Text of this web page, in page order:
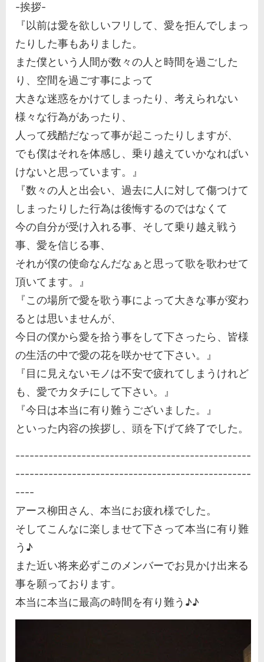
-挨拶-
『以前は愛を欲しいフリして、愛を拒んでしまっ
たりした事もありました。
また僕という人間が数々の人と時間を過ごした
り、空間を過ごす事によって
大きな迷惑をかけてしまったり、考えられない
様々な行為があったり、
人って残酷だなって事が起こったりしますが、
でも僕はそれを体感し、乗り越えていかなればい
けないと思っています。』
『数々の人と出会い、過去に人に対して傷つけて
しまったりした行為は後悔するのではなくて
今の自分が受け入れる事、そして乗り越え戦う
事、愛を信じる事、
それが僕の使命なんだなぁと思って歌を歌わせて
頂いてます。』
『この場所で愛を歌う事によって大きな事が変わ
るとは思いませんが、
今日の僕から愛を拾う事をして下さったら、皆様
の生活の中で愛の花を咲かせて下さい。』
『目に見えないモノは不安で疲れてしまうけれど
も、愛でカタチにして下さい。』
『今日は本当に有り難うございました。』
といった内容の挨拶し、頭を下げて終了でした。
--------------------------------------------------
--------------------------------------------------
----
アース柳田さん、本当にお疲れ様でした。
そしてこんなに楽しませて下さって本当に有り難
う♪
また近い将来必ずこのメンバーでお見かけ出来る
事を願っております。
本当に本当に最高の時間を有り難う♪♪